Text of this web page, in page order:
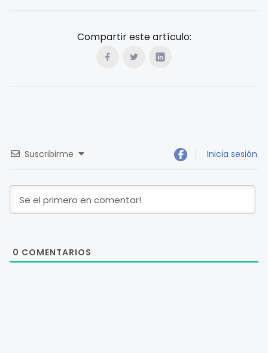
Compartir este artículo:
Suscribirme Inicia sesión
0 COMENTARIOS